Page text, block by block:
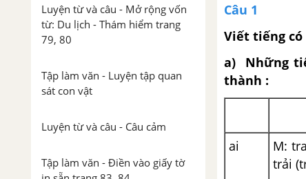
Luyện từ và câu - Mở rộng vốn
từ: Du lịch - Thám hiểm trang
79, 80
Tập làm văn - Luyện tập quan
sát con vật
Luyện từ và câu - Câu cảm
Tập làm văn - Điền vào giấy tờ
Câu 1
Viết tiếng có
a) Những
thành :
ai
M:
trải